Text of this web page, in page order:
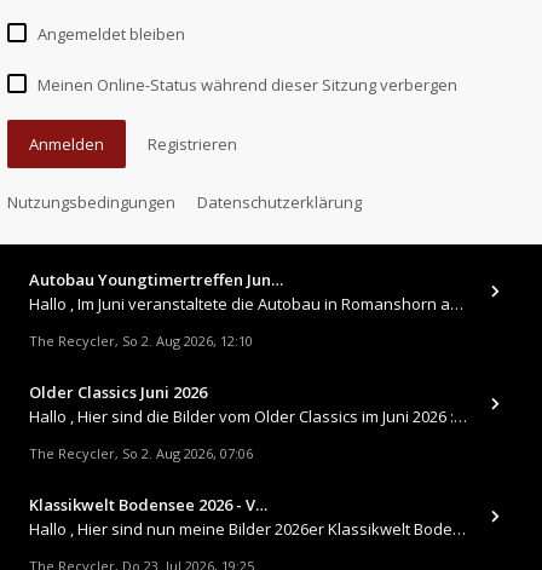
Angemeldet bleiben
Meinen Online-Status während dieser Sitzung verbergen
Anmelden Registrieren
Nutzungsbedingungen Datenschutzerklärung
Autobau Youngtimertreffen Jun…
Hallo , Im Juni veranstaltete die Autobau in Romanshorn auf ihrem Gelände ein kleines Youngtimertreffen : https://up.
The Recycler, So 2. Aug 2026, 12:10
Older Classics Juni 2026
​Hallo , Hier sind die Bilder vom Older Classics im Juni 2026 : https://up.picr.de/51155940wd.jpg https://up.pic
The Recycler, So 2. Aug 2026, 07:06
Klassikwelt Bodensee 2026 - V…
Hallo , Hier sind nun meine Bilder 2026er Klassikwelt Bodensee 😀 https://up.picr.de/51125547rb.jpg https://up.pi
The Recycler, Do 23. Jul 2026, 19:25